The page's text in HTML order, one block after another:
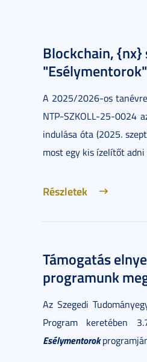
Blockchain,
A 2025/2026-os
NTP-SZKOLL-25-0024
indulása óta (2025.
most egy kis ízelítőt adni
Részletek
Támogatás
programunk
Az Szegedi
Program keretében
Esélymentorok